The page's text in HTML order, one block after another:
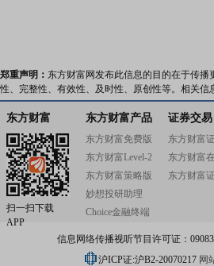
第四;碳酸锂年产能4万
万吨/年基础锂盐一体化
行业领先地位。
郑重声明： 东方财富网发布此信息的目的在于传
性、完整性、有效性、及时性、原创性等。相关
东方财富
扫一扫下载
APP
东方财富产品
东方财富免费版
东方财富Level-2
东方财富策略版
妙想投研助理
Choice金融终端
证券交易
东方财富
东方财富
东方财富
信息网络传播视听节目许可证：
沪ICP证:沪B2-20070217 网